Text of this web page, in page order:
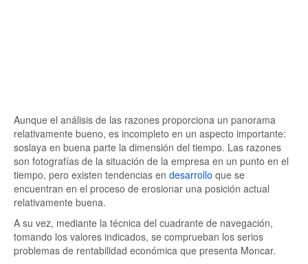
Aunque el análisis de las razones proporciona un panorama
relativamente bueno, es incompleto en un aspecto importante:
soslaya en buena parte la dimensión del tiempo. Las razones
son fotografías de la situación de la empresa en un punto en el
tiempo, pero existen tendencias en desarrollo que se
encuentran en el proceso de erosionar una posición actual
relativamente buena.
A su vez, mediante la técnica del cuadrante de navegación,
tomando los valores indicados, se comprueban los serios
problemas de rentabilidad económica que presenta Moncar.